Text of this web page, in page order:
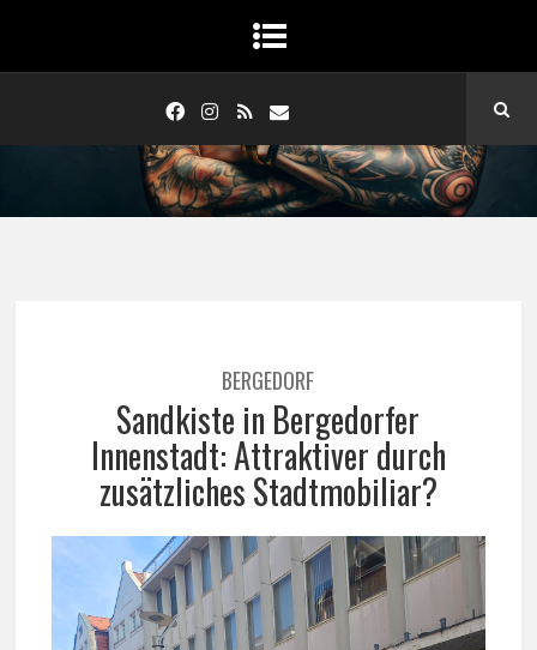
BERGEDORF
Sandkiste in Bergedorfer
Innenstadt: Attraktiver durch
zusätzliches Stadtmobiliar?